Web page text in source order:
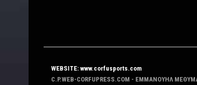
WEBSITE: www.corfusports.com
C.P.WEB-CORFUPRESS.COM - ΕΜΜΑΝΟΥΗΛ